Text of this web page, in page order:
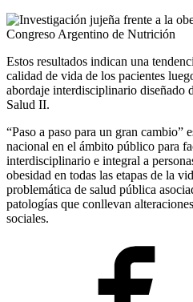
Estos resultados indican una
calidad de vida de los pacientes
abordaje interdisciplinario diseñado
Salud II.
“Paso a paso para un gran cambio”
nacional en el ámbito público para
interdisciplinario e integral a
obesidad en todas las etapas de la
problemática de salud pública
patologías que conllevan
sociales.